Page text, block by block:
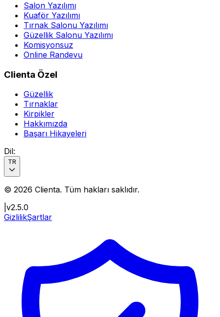
Salon Yazılımı
Kuaför Yazılımı
Tırnak Salonu Yazılımı
Güzellik Salonu Yazılımı
Komisyonsuz
Online Randevu
Clienta Özel
Güzellik
Tırnaklar
Kirpikler
Hakkımızda
Başarı Hikayeleri
Dil:
TR
© 2026 Clienta. Tüm hakları saklıdır.
v2.5.0
GizlilikŞartlar